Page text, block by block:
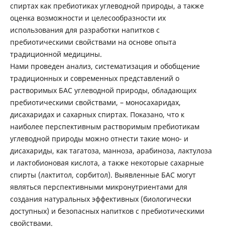
спиртах как пребиотиках углеводной природы, а также
оценка возможности и целесообразности их
использования для разработки напитков с
пребиотическими свойствами на основе опыта
традиционной медицины.
Нами проведен анализ, систематизация и обобщение
традиционных и современных представлений о
растворимых БАС углеводной природы, обладающих
пребиотическими свойствами, – моносахаридах,
дисахаридах и сахарных спиртах. Показано, что к
наиболее перспективным растворимым пребиотикам
углеводной природы можно отнести такие моно- и
дисахариды, как тагатоза, манноза, арабиноза, лактулоза
и лактобионовая кислота, а также некоторые сахарные
спирты (лактитол, сорбитол). Выявленные БАС могут
являться перспективными микронутриентами для
создания натуральных эффективных (биологически
доступных) и безопасных напитков с пребиотическими
свойствами.